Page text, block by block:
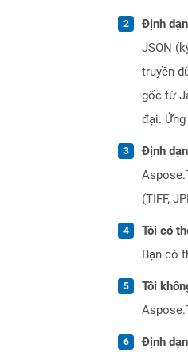
Định
JSON
truyền
gốc từ
đại.
Định
(TIFF,
Tôi có
Bạn có
Tôi
Định